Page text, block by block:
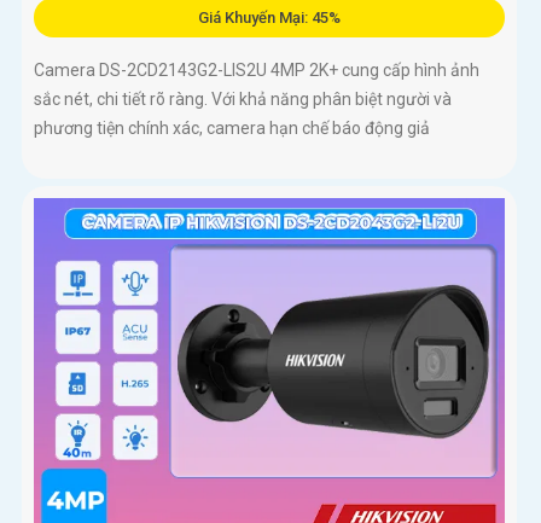
Giá Khuyến Mại: 45%
Camera DS-2CD2143G2-LIS2U 4MP 2K+ cung cấp hình ảnh
sắc nét, chi tiết rõ ràng. Với khả năng phân biệt người và
phương tiện chính xác, camera hạn chế báo động giả